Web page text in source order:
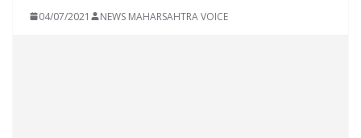
04/07/2021 NEWS MAHARSAHTRA VOICE